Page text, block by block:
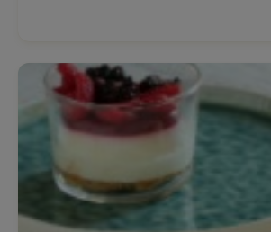
Ricette
preferite